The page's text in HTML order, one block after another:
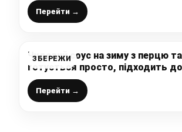
Перейти →
ЗБЕРЕЖИ
Чудовий соус на зиму з перцю
готується просто, підходить
зберігається без холодильника
Перейти →